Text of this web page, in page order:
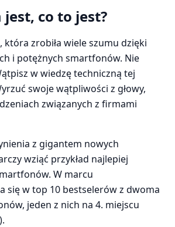
co to jest?
która zrobiła wiele szumu dzięki
i potężnych smartfonów. Nie
w wiedzę techniczną tej
swoje wątpliwości z głowy,
związanych z firmami
z gigantem nowych
wziąć przykład najlepiej
W marcu
się w top 10 bestselerów z dwoma
jeden z nich na 4. miejscu